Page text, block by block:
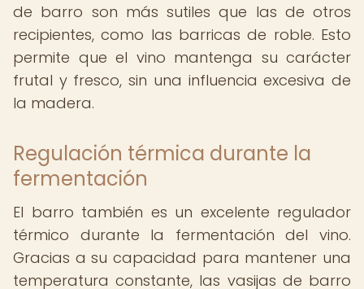
de barro son más sutiles que las de otros
recipientes, como las barricas de roble. Esto
permite que el vino mantenga su carácter
frutal y fresco, sin una influencia excesiva de
la madera.
Regulación térmica durante la
fermentación
El barro también es un excelente regulador
térmico durante la fermentación del vino.
Gracias a su capacidad para mantener una
temperatura constante, las vasijas de barro